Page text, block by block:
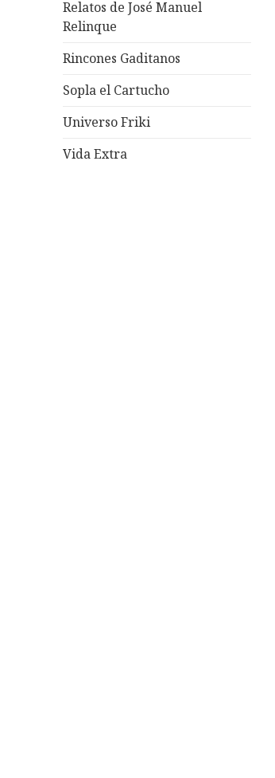
Relatos de José Manuel
Relinque
Rincones Gaditanos
Sopla el Cartucho
Universo Friki
Vida Extra